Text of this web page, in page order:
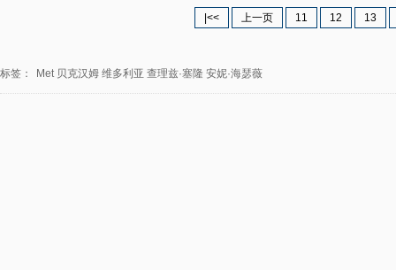
|<< 上一页 11 12 13
标签： Met 贝克汉姆 维多利亚 查理兹·塞隆 安妮·海瑟薇